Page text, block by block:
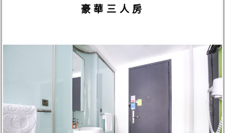
豪華三人房